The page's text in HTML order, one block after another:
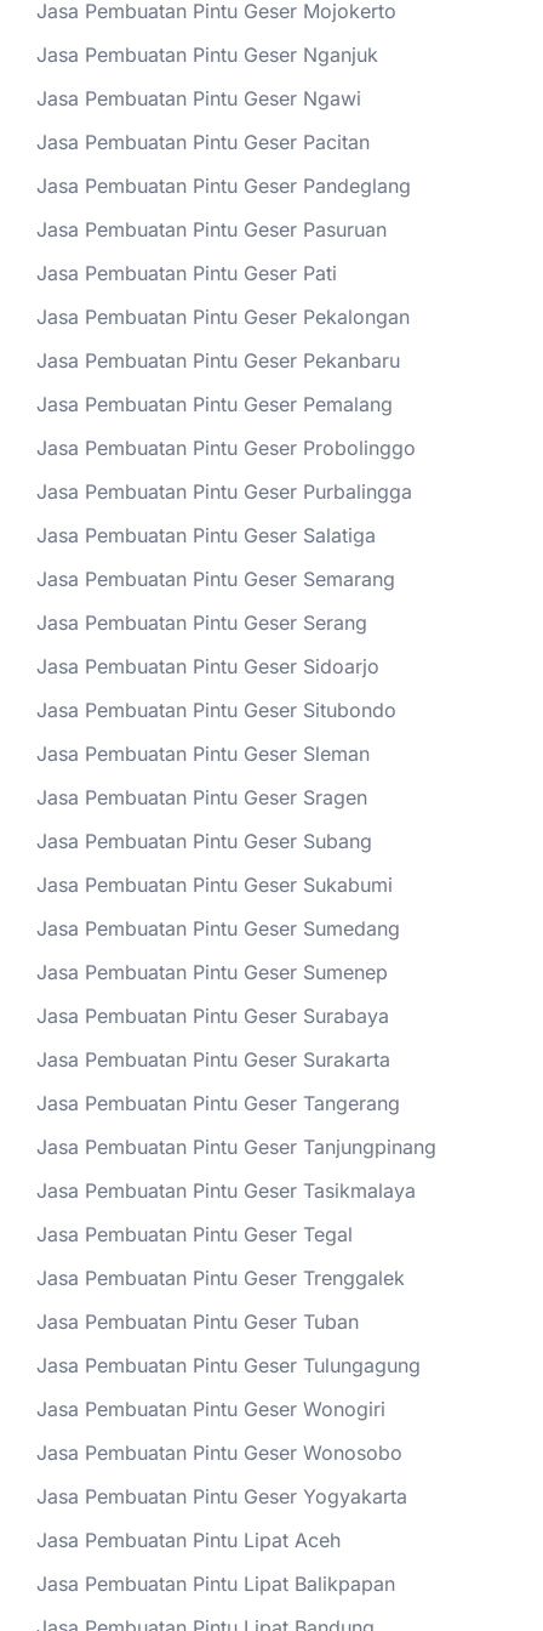
Jasa Pembuatan Pintu Geser Mojokerto
Jasa Pembuatan Pintu Geser Nganjuk
Jasa Pembuatan Pintu Geser Ngawi
Jasa Pembuatan Pintu Geser Pacitan
Jasa Pembuatan Pintu Geser Pandeglang
Jasa Pembuatan Pintu Geser Pasuruan
Jasa Pembuatan Pintu Geser Pati
Jasa Pembuatan Pintu Geser Pekalongan
Jasa Pembuatan Pintu Geser Pekanbaru
Jasa Pembuatan Pintu Geser Pemalang
Jasa Pembuatan Pintu Geser Probolinggo
Jasa Pembuatan Pintu Geser Purbalingga
Jasa Pembuatan Pintu Geser Salatiga
Jasa Pembuatan Pintu Geser Semarang
Jasa Pembuatan Pintu Geser Serang
Jasa Pembuatan Pintu Geser Sidoarjo
Jasa Pembuatan Pintu Geser Situbondo
Jasa Pembuatan Pintu Geser Sleman
Jasa Pembuatan Pintu Geser Sragen
Jasa Pembuatan Pintu Geser Subang
Jasa Pembuatan Pintu Geser Sukabumi
Jasa Pembuatan Pintu Geser Sumedang
Jasa Pembuatan Pintu Geser Sumenep
Jasa Pembuatan Pintu Geser Surabaya
Jasa Pembuatan Pintu Geser Surakarta
Jasa Pembuatan Pintu Geser Tangerang
Jasa Pembuatan Pintu Geser Tanjungpinang
Jasa Pembuatan Pintu Geser Tasikmalaya
Jasa Pembuatan Pintu Geser Tegal
Jasa Pembuatan Pintu Geser Trenggalek
Jasa Pembuatan Pintu Geser Tuban
Jasa Pembuatan Pintu Geser Tulungagung
Jasa Pembuatan Pintu Geser Wonogiri
Jasa Pembuatan Pintu Geser Wonosobo
Jasa Pembuatan Pintu Geser Yogyakarta
Jasa Pembuatan Pintu Lipat Aceh
Jasa Pembuatan Pintu Lipat Balikpapan